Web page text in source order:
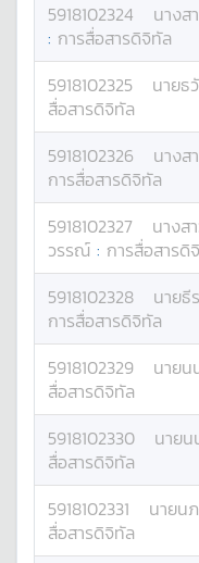
5918102324 นางส
: การสื่อสารดิจิทัล
5918102325 นายธ
สื่อสารดิจิทัล
5918102326 นางส
การสื่อสารดิจิทัล
5918102327 นางส
วรรณ์ : การสื่อสารดิ
5918102328 นายธี
การสื่อสารดิจิทัล
5918102329 นายน
สื่อสารดิจิทัล
5918102330 นายน
สื่อสารดิจิทัล
5918102331 นายน
สื่อสารดิจิทัล